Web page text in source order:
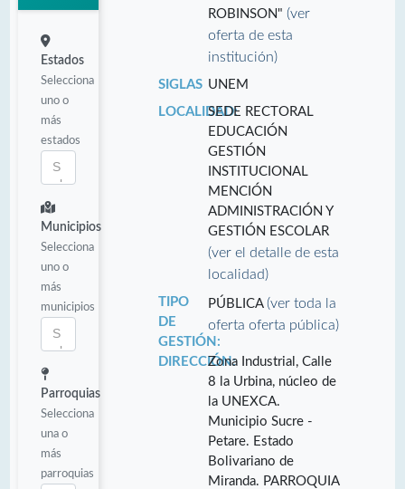
Estados
Selecciona
uno o
más
estados
Municipios
Selecciona
uno o
más
municipios
Parroquias
Selecciona
una o
más
parroquias
ROBINSON"(ver
oferta de esta
institución)
SIGLAS UNEM
LOCALIDAD:SEDE RECTORAL
EDUCACIÓN
GESTIÓN
INSTITUCIONAL
MENCIÓN
ADMINISTRACIÓN Y
GESTIÓN ESCOLAR
(ver el detalle de esta
localidad)
TIPO
DE
GESTIÓN:
PÚBLICA(ver toda la
oferta oferta pública)
DIRECCIÓN:Zona Industrial, Calle
8 la Urbina, núcleo de
la UNEXCA.
Municipio Sucre -
Petare. Estado
Bolivariano de
Miranda. PARROQUIA